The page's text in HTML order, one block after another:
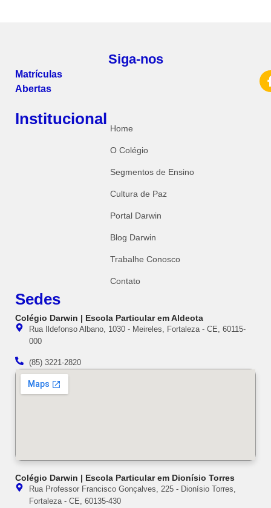
Matrículas
Abertas
Siga-nos
Institucional
Home
O Colégio
Segmentos de Ensino
Cultura de Paz
Portal Darwin
Blog Darwin
Trabalhe Conosco
Contato
Sedes
Colégio Darwin | Escola Particular em Aldeota
Rua Ildefonso Albano, 1030 - Meireles, Fortaleza - CE, 60115-
000
(85) 3221-2820
Colégio Darwin | Escola Particular em Dionísio Torres
Rua Professor Francisco Gonçalves, 225 - Dionísio Torres,
Fortaleza - CE, 60135-430